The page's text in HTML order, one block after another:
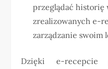
przeglądać historię
zrealizowanych e-
zarządzanie swoim
Dzięki e-recepcie